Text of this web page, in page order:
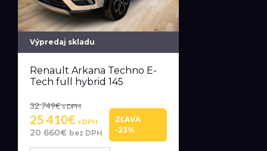
Výpredaj skladu
Renault Arkana Techno E-
Tech full hybrid 145
32 749€s DPH
25 410€ s DPH
20 660€ bez DPH
ZĽAVA
-23%